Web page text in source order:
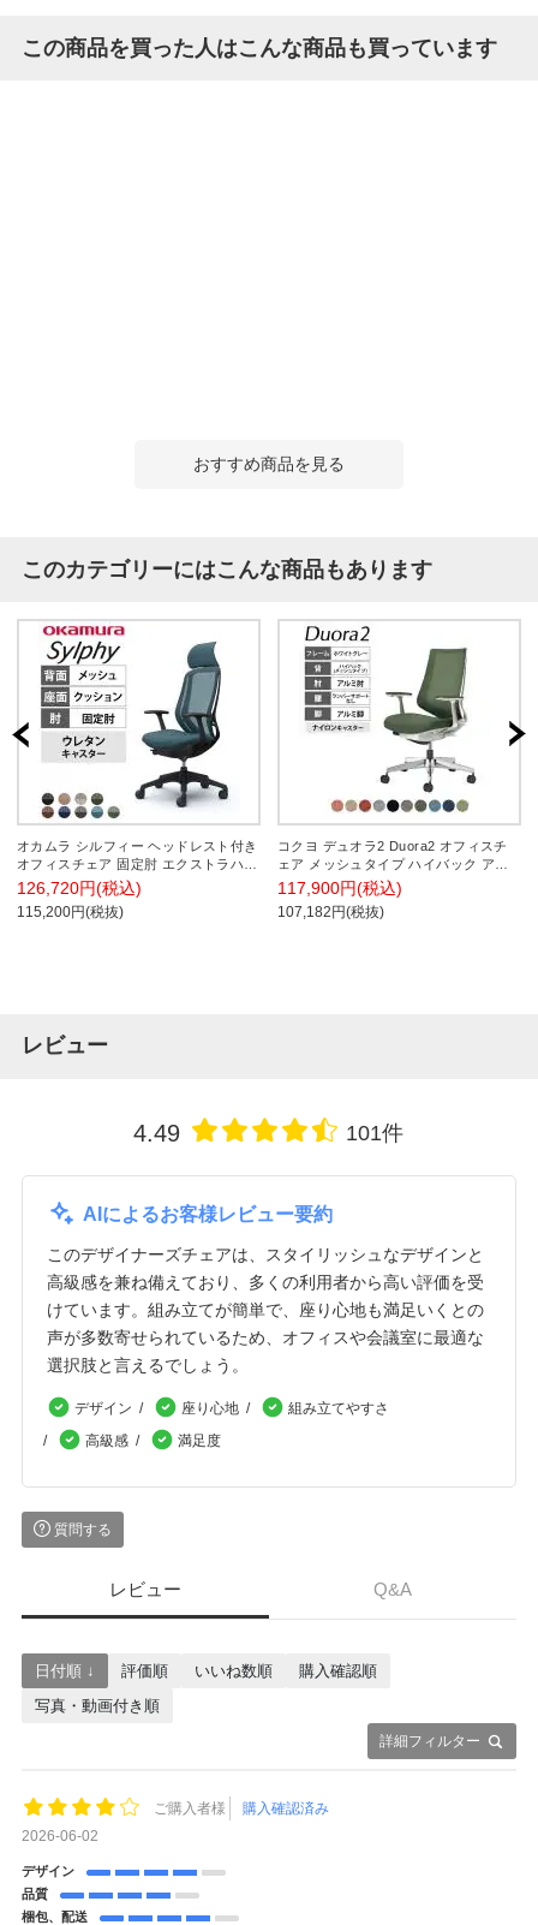
この商品を買った人はこんな商品も買っています
おすすめ商品を見る
このカテゴリーにはこんな商品もあります
オカムラ シルフィー ヘッドレスト付き
オフィスチェア 固定肘 エクストラハイ
バック 樹脂脚 ウレタンキャスター 背
メッシュ 座面布張り ブラックボディ
okamura Sylphy C64AZR
126,720円(税込)
115,200円(税抜)
コクヨ デュオラ2 Duora2 オフィスチ
ェア メッシュタイプ ハイバック アル
ミ肘 アルミポリッシュ脚 ホワイトグレ
ーフレーム ランバーサポートなし ナイ
ロンキャスター C08-P220MW
117,900円(税込)
107,182円(税抜)
レビュー
4.49 101件
AIによるお客様レビュー要約
このデザイナーズチェアは、スタイリッシュなデザインと
高級感を兼ね備えており、多くの利用者から高い評価を受
けています。組み立てが簡単で、座り心地も満足いくとの
声が多数寄せられているため、オフィスや会議室に最適な
選択肢と言えるでしょう。
デザイン 座り心地
組み立てやすさ
高級感
満足度
質問する
レビュー Q&A
詳細フィルター
日付順 ↓ 評価順 いいね数順
購入確認順
写真・動画付き順
ご購入者様
購入確認済み
2026-06-02
デザイン
品質
梱包、配送